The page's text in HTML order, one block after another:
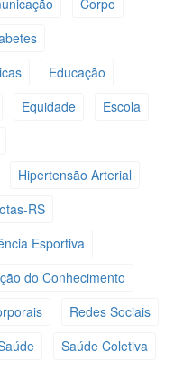
Corpo
Educação
Equidade
Escola
Hipertensão Arterial
RS
Esportiva
do Conhecimento
Redes Sociais
Saúde Coletiva